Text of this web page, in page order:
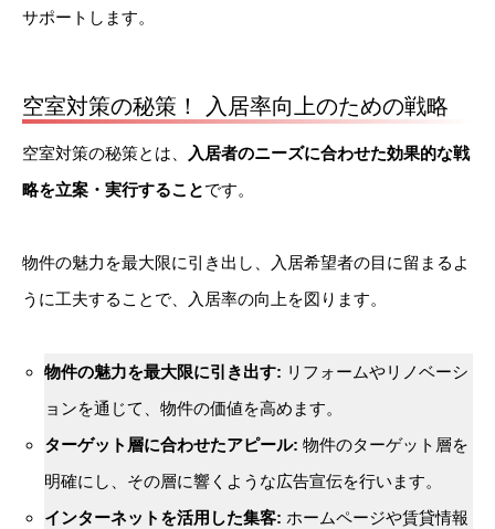
サポートします。
空室対策の秘策！ 入居率向上のための戦略
空室対策の秘策とは、
入居者のニーズに合わせた効果的な戦
略を立案・実行することです。
物件の魅力を最大限に引き出し、入居希望者の目に留まるよ
うに工夫することで、入居率の向上を図ります。
物件の魅力を最大限に引き出す: リフォームやリノベーシ
ョンを通じて、物件の価値を高めます。
ターゲット層に合わせたアピール: 物件のターゲット層を
明確にし、その層に響くような広告宣伝を行います。
インターネットを活用した集客: ホームページや賃貸情報